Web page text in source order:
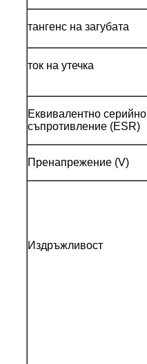
тангенс на загубата
ток на утечка
Еквивалентно серийно
съпротивление (ESR)
Пренапрежение (V)
Издръжливост